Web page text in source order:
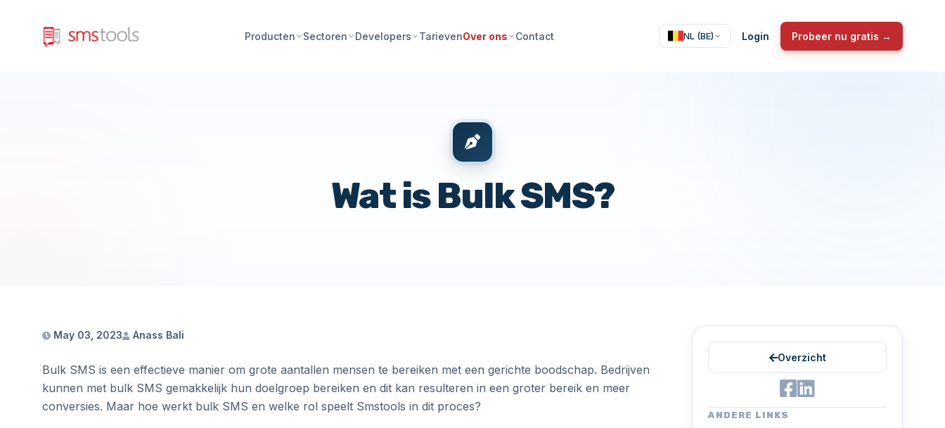
Producten Sectoren Developers TarievenOver ons Contact NL (BE) Login Probeer nu gratis →
Wat is Bulk SMS?
May 03, 2023 Anass Bali
Bulk SMS is een effectieve manier om grote aantallen mensen te bereiken met een gerichte boodschap. Bedrijven
kunnen met bulk SMS gemakkelijk hun doelgroep bereiken en dit kan resulteren in een groter bereik en meer
conversies. Maar hoe werkt bulk SMS en welke rol speelt Smstools in dit proces?
Overzicht
ANDERE LINKS